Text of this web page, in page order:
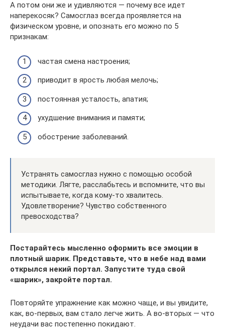
А потом они же и удивляются — почему все идет
наперекосяк? Самосглаз всегда проявляется на
физическом уровне, и опознать его можно по 5
признакам:
частая смена настроения;
приводит в ярость любая мелочь;
постоянная усталость, апатия;
ухудшение внимания и памяти;
обострение заболеваний.
Устранять самосглаз нужно с помощью особой
методики. Лягте, расслабьтесь и вспомните, что вы
испытываете, когда кому-то хвалитесь.
Удовлетворение? Чувство собственного
превосходства?
Постарайтесь мысленно оформить все эмоции в
плотный шарик. Представьте, что в небе над вами
открылся некий портал. Запустите туда свой
«шарик», закройте портал.
Повторяйте упражнение как можно чаще, и вы увидите,
как, во-первых, вам стало легче жить. А во-вторых — что
неудачи вас постепенно покидают.